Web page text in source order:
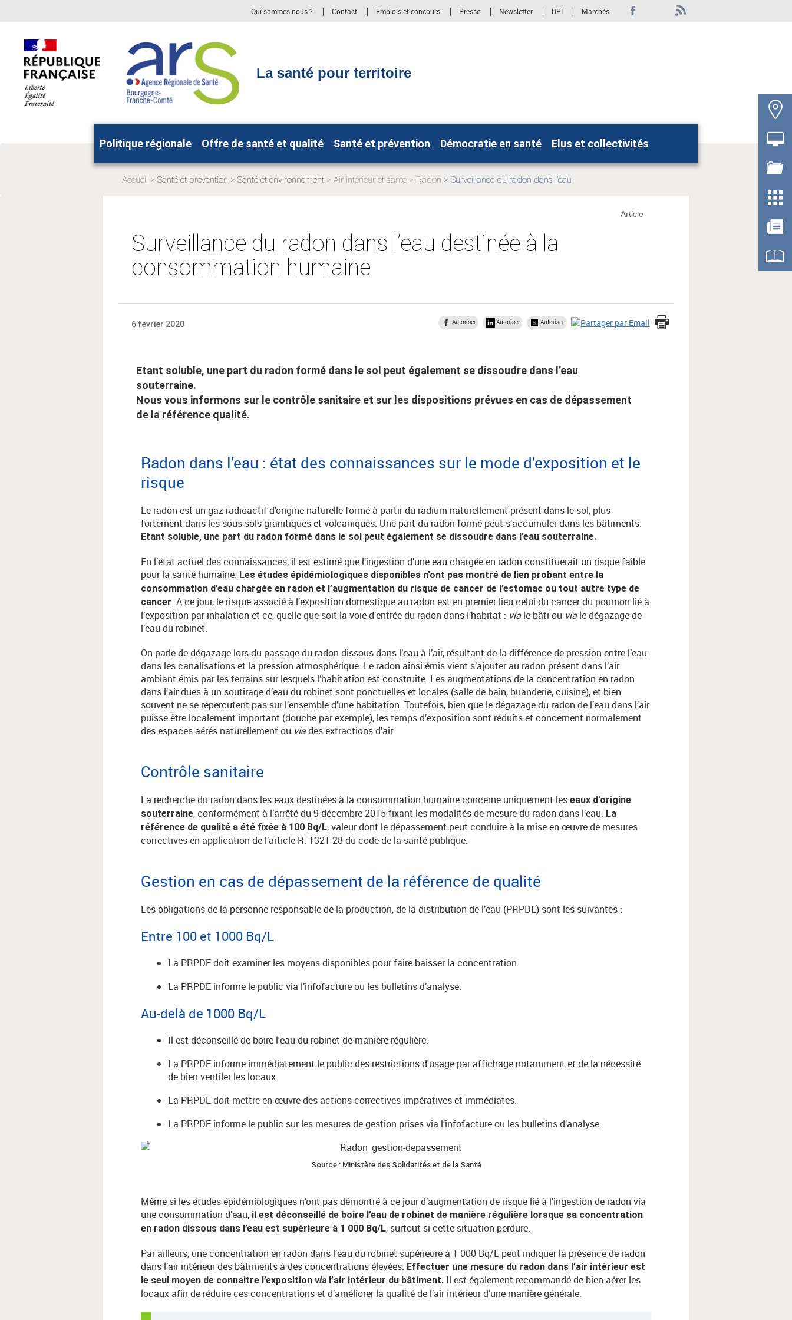
principal,
Qui sommes-nous ? Contact Emplois et concours Presse Newsletter DPI Marchés
La santé pour territoire
Politique régionale Offre de santé et qualité Santé et prévention Démocratie en santé Elus et collectivités
Accueil
Santé et prévention
Santé et environnement Air intérieur et santé
Radon
Surveillance du radon dans l’eau
Surveillance du radon dans l’eau destinée à la
consommation humaine
Article
6 février 2020 Autoriser Autoriser Autoriser
Etant soluble, une part du radon formé dans le sol peut également se dissoudre dans l’eau
souterraine.
Nous vous informons sur le contrôle sanitaire et sur les dispositions prévues en cas de dépassement
de la référence qualité.
Radon dans l’eau : état des connaissances sur le mode d’exposition et le
risque
Le radon est un gaz radioactif d’origine naturelle formé à partir du radium naturellement présent dans le sol, plus
fortement dans les sous-sols granitiques et volcaniques. Une part du radon formé peut s’accumuler dans les bâtiments.
Etant soluble, une part du radon formé dans le sol peut également se dissoudre dans l’eau souterraine.
En l’état actuel des connaissances, il est estimé que l’ingestion d’une eau chargée en radon constituerait un risque faible
pour la santé humaine. Les études épidémiologiques disponibles n’ont pas montré de lien probant entre la
consommation d’eau chargée en radon et l’augmentation du risque de cancer de l’estomac ou tout autre type de
cancer. A ce jour, le risque associé à l’exposition domestique au radon est en premier lieu celui du cancer du poumon lié à
l’exposition par inhalation et ce, quelle que soit la voie d’entrée du radon dans l’habitat : viale bâti ou viale dégazage de
l’eau du robinet.
On parle de dégazage lors du passage du radon dissous dans l’eau à l’air, résultant de la différence de pression entre l’eau
dans les canalisations et la pression atmosphérique. Le radon ainsi émis vient s’ajouter au radon présent dans l’air
ambiant émis par les terrains sur lesquels l’habitation est construite. Les augmentations de la concentration en radon
dans l’air dues à un soutirage d’eau du robinet sont ponctuelles et locales (salle de bain, buanderie, cuisine), et bien
souvent ne se répercutent pas sur l’ensemble d’une habitation. Toutefois, bien que le dégazage du radon de l’eau dans l’air
puisse être localement important (douche par exemple), les temps d’exposition sont réduits et concernent normalement
des espaces aérés naturellement ou viades extractions d’air.
Contrôle sanitaire
La recherche du radon dans les eaux destinées à la consommation humaine concerne uniquement les eaux d’origine
souterraine, conformément à l’arrêté du 9 décembre 2015 fixant les modalités de mesure du radon dans l’eau. La
référence de qualité a été fixée à 100 Bq/L, valeur dont le dépassement peut conduire à la mise en œuvre de mesures
correctives en application de l’article R. 1321-28 du code de la santé publique.
Gestion en cas de dépassement de la référence de qualité
Les obligations de la personne responsable de la production, de la distribution de l’eau (PRPDE) sont les suivantes :
Entre 100 et 1000 Bq/L
La PRPDE doit examiner les moyens disponibles pour faire baisser la concentration.
La PRPDE informe le public via l’infofacture ou les bulletins d’analyse.
Au-delà de 1000 Bq/L
Il est déconseillé de boire l'eau du robinet de manière régulière.
La PRPDE informe immédiatement le public des restrictions d'usage par affichage notamment et de la nécessité
de bien ventiler les locaux.
La PRPDE doit mettre en œuvre des actions correctives impératives et immédiates.
La PRPDE informe le public sur les mesures de gestion prises via l’infofacture ou les bulletins d’analyse.
Source : Ministère des Solidarités et de la Santé
Même si les études épidémiologiques n’ont pas démontré à ce jour d’augmentation de risque lié à l’ingestion de radon via
une consommation d’eau, il est déconseillé de boire l’eau de robinet de manière régulière lorsque sa concentration
en radon dissous dans l’eau est supérieure à 1 000 Bq/L, surtout si cette situation perdure.
Par ailleurs, une concentration en radon dans l’eau du robinet supérieure à 1 000 Bq/L peut indiquer la présence de radon
dans l’air intérieur des bâtiments à des concentrations élevées. Effectuer une mesure du radon dans l’air intérieur est
le seul moyen de connaitre l’exposition via l’air intérieur du bâtiment. Il est également recommandé de bien aérer les
locaux afin de réduire ces concentrations et d’améliorer la qualité de l’air intérieur d’une manière générale.